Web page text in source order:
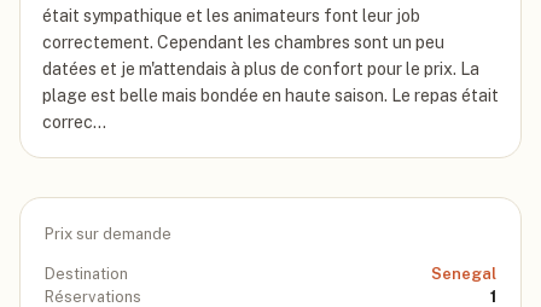
était sympathique et les animateurs font leur job
correctement. Cependant les chambres sont un peu
datées et je m'attendais à plus de confort pour le prix. La
plage est belle mais bondée en haute saison. Le repas était
correc…
Prix sur demande
Destination
Senegal
Réservations
1